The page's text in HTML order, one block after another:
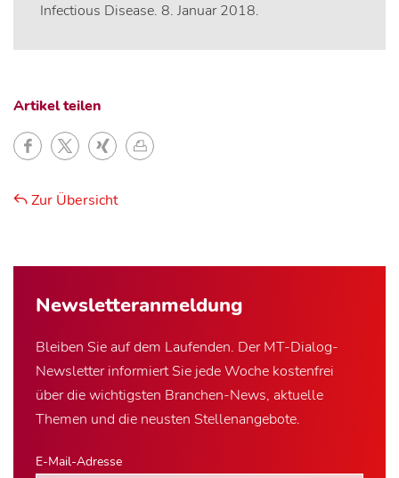
Newsletter­anmeldung
Bleiben Sie auf dem Laufenden. Der MT-Dialog-
Newsletter informiert Sie jede Woche kostenfrei
über die wichtigsten Branchen-News, aktuelle
Themen und die neusten Stellenangebote.
E-Mail-Adresse
Infectious Disease. 8. Januar 2018.
Artikel teilen
Zur Übersicht